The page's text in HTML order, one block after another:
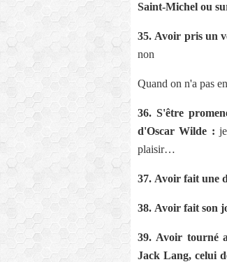
Saint-Michel ou
35. Avoir pris un
non
Quand on n'a pas
36. S'être
d'Oscar Wilde :
plaisir…
37. Avoir fait une
38. Avoir fait son
39. Avoir tourné
Jack Lang, celui